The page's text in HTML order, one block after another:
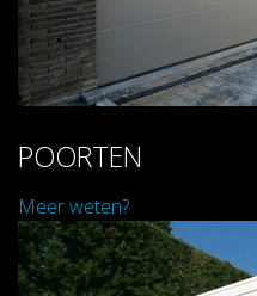
POORTEN
Meer weten?